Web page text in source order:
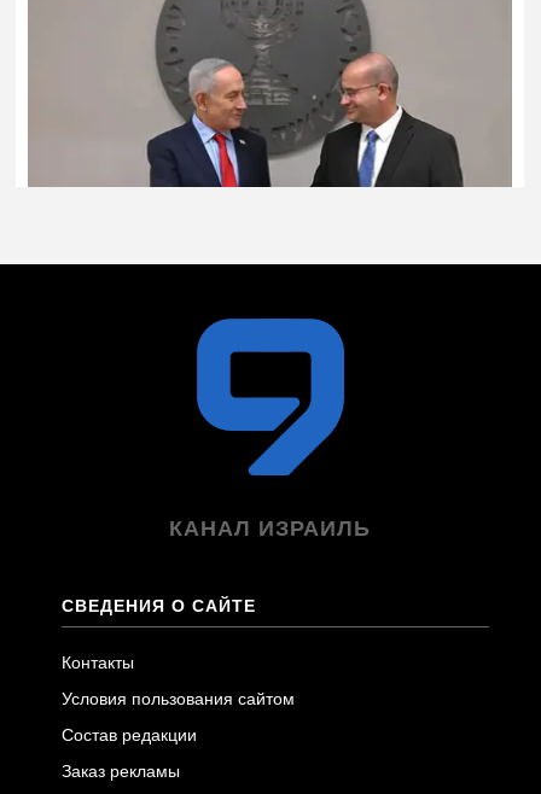
КАНАЛ ИЗРАИЛЬ
СВЕДЕНИЯ О САЙТЕ
Контакты
Условия пользования сайтом
Состав редакции
Заказ рекламы